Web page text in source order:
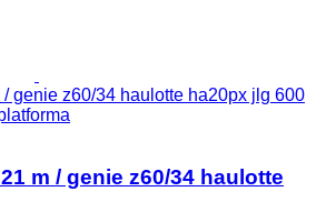
genie z60/34 haulotte ha20px jlg 600
m / genie z60/34 haulotte